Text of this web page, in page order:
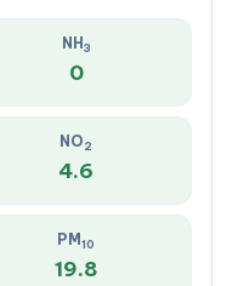
NH 3
0
NO2
4.6
PM 10
19.8